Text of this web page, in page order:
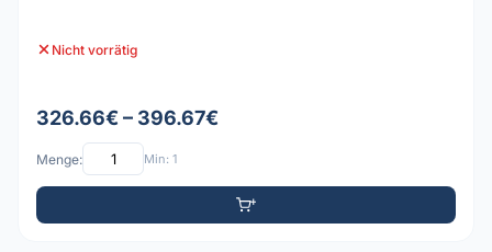
Nicht vorrätig
326.66€ – 396.67€
Menge: Min: 1